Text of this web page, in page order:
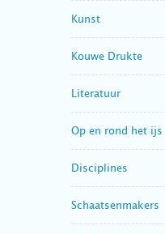
Kunst
Kouwe Drukte
Literatuur
Op en rond het ijs
Disciplines
Schaatsenmakers